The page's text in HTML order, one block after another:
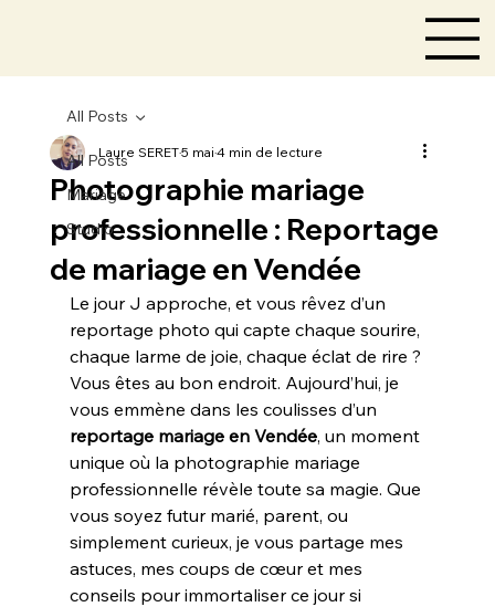
All Posts
Mariage
Studio
All Posts
Photographie mariage
professionnelle : Reportage
de mariage en Vendée
Laure SERET5 mai4 min de lecture
Le jour J approche, et vous rêvez d’un
reportage photo qui capte chaque sourire,
chaque larme de joie, chaque éclat de rire ?
Vous êtes au bon endroit. Aujourd’hui, je
vous emmène dans les coulisses d’un
reportage mariage en Vendée, un moment
unique où la photographie mariage
professionnelle révèle toute sa magie. Que
vous soyez futur marié, parent, ou
simplement curieux, je vous partage mes
astuces, mes coups de cœur et mes
conseils pour immortaliser ce jour si